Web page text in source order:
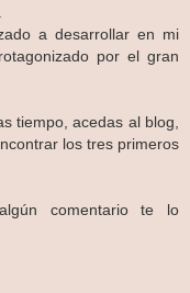
a desarrollar en mi
por el gran
tiempo, acedas al blog,
los tres primeros
comentario te lo